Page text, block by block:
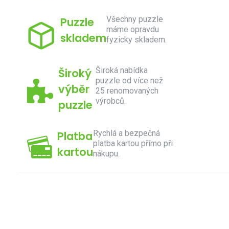
Puzzle
skladem
Všechny puzzle
máme opravdu
fyzicky skladem.
Široký
výběr
puzzle
Široká nabídka
puzzle od více než
25 renomovaných
výrobců.
Platba
kartou
Rychlá a bezpečná
platba kartou přímo při
nákupu.